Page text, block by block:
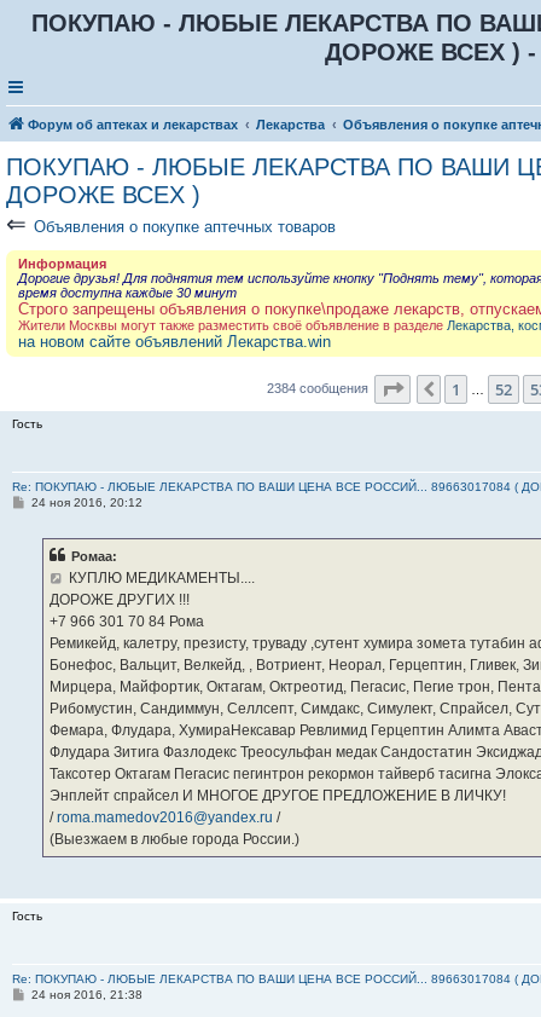
ПОКУПАЮ - ЛЮБЫЕ ЛЕКАРСТВА ПО ВАШИ
ДОРОЖЕ ВСЕХ ) -
Форум об аптеках и лекарствах Лекарства Объявления о покупке
ПОКУПАЮ - ЛЮБЫЕ ЛЕКАРСТВА ПО ВАШИ
ДОРОЖЕ ВСЕХ )
⇐ Объявления о покупке аптечных товаров
Информация
Дорогие друзья! Для поднятия тем используйте кнопку "Поднять тему",
время доступна каждые 30 минут
Строго запрещены объявления о покупке\продаже лекарств,
Жители Москвы могут также разместить своё объявление в разделе Лекарства,
на новом сайте объявлений Лекарства.win
2384 сообщения Страница 54из
Пред.
1 52
Гость
Re: ПОКУПАЮ - ЛЮБЫЕ ЛЕКАРСТВА ПО ВАШИ ЦЕНА ВСЕ РОССИЙ... 89663017084 (
С24 ноя 2016, 20:12
Ромаа:
КУПЛЮ МЕДИКАМЕНТЫ....
ДОРОЖЕ ДРУГИХ !!!
‪+7 966 301 70 84‬ Рома
Ремикейд, калетру, презисту, труваду ,сутент хумира зомета
Бонефос, Вальцит, Велкейд, , Вотриент, Неорал, Герцептин, Гливек,
Мирцера, Майфортик, Октагам, Октреотид, Пегасис, Пегие трон,
Рибомустин, Сандиммун, Селлсепт, Симдакс, Симулект, Спрайсел,
Фемара, Флудара, ХумираНексавар Ревлимид Герцептин Алимта
Флудара Зитига Фазлодекс Треосульфан медак Сандостатин
Таксотер Октагам Пегасис пегинтрон рекормон тайверб тасигна
Энплейт спрайсел И МНОГОЕ ДРУГОЕ ПРЕДЛОЖЕНИЕ В ЛИЧКУ!
/roma.mamedov2016@yandex.ru /
(Выезжаем в любые города России.)
Гость
Re: ПОКУПАЮ - ЛЮБЫЕ ЛЕКАРСТВА ПО ВАШИ ЦЕНА ВСЕ РОССИЙ... 89663017084 (
С24 ноя 2016, 21:38